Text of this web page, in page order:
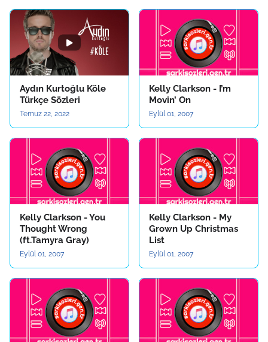
Aydın Kurtoğlu Köle
Türkçe Sözleri
Temuz 22, 2022
Kelly Clarkson - I’m
Movin’ On
Eylül 01, 2007
Kelly Clarkson - You
Thought Wrong
(ft.Tamyra Gray)
Eylül 01, 2007
Kelly Clarkson - My
Grown Up Christmas
List
Eylül 01, 2007